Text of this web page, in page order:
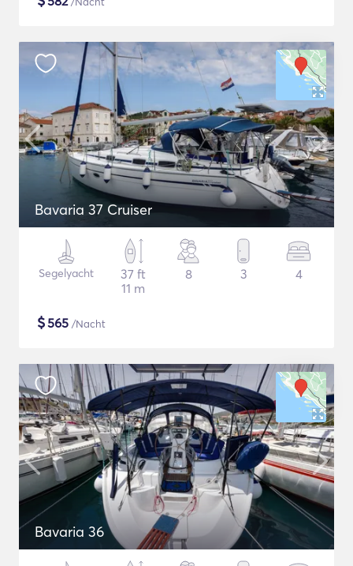
Bavaria 37 Cruiser
Segelyacht
37 ft
11 m
8 3 4
$565 /Nacht
Bavaria 36